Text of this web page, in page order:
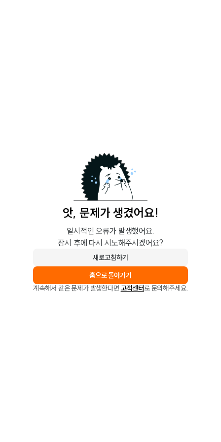
앗, 문제가 생겼어요!
일시적인 오류가 발생했어요.
잠시 후에 다시 시도해주시겠어요?
새로고침하기
홈으로 돌아가기
계속해서 같은 문제가 발생한다면 고객센터로 문의해주세요.